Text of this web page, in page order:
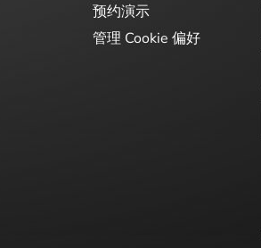
预约演示
管理 Cookie 偏好